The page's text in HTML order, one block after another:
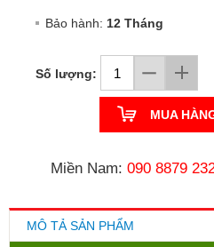
Bảo hành: 12 Tháng
Số lượng:
MUA
Miền Nam: 090 8879
MÔ TẢ SẢN PHẨM